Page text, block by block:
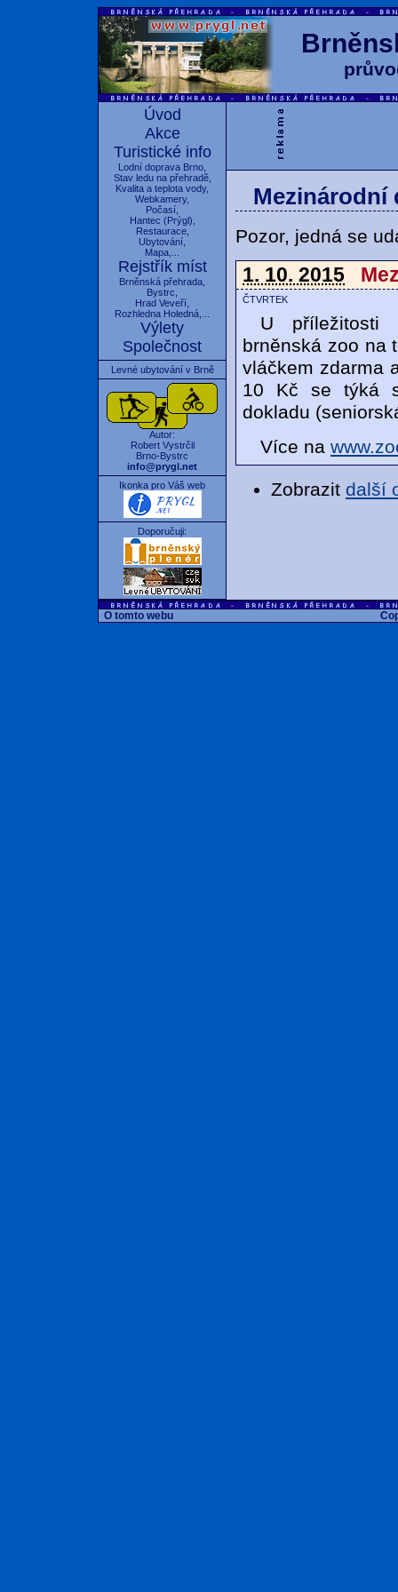
Úvod
Akce
Turistické info
Lodní doprava Brno
Stav ledu na přehradě,
Kvalita a teplota vody,
Webkamery,
Počasí
Hantec (Prýgl),
Restaurace,
Ubytování
Mapa
Rejstřík míst
Brněnská přehrada
Bystrc
Hrad Veveří
Rozhledna Holedná
Výlety
Společnost
Levné ubytování v Brně
Autor:
Robert Vystrčil
Brno-Bystrc
info@prygl.net
Ikonka pro Váš web
Doporučuji:
Mezinárodní
Pozor, jedná se
1. 10. 2015
čtvrtek
U příležitosti
brněnská zoo na
vláčkem zdarma
10 Kč se týká
dokladu
Více na
Zobrazit další
O tomto webu